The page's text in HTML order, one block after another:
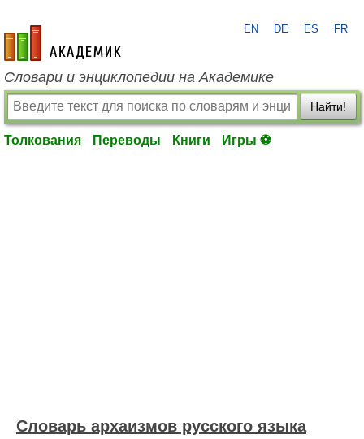
academic.ru
EN DE ES FR
Словари и энциклопедии на Академике
Найти!
Толкования Переводы Книги Игры ⚽
Cловарь архаизмов русского языка